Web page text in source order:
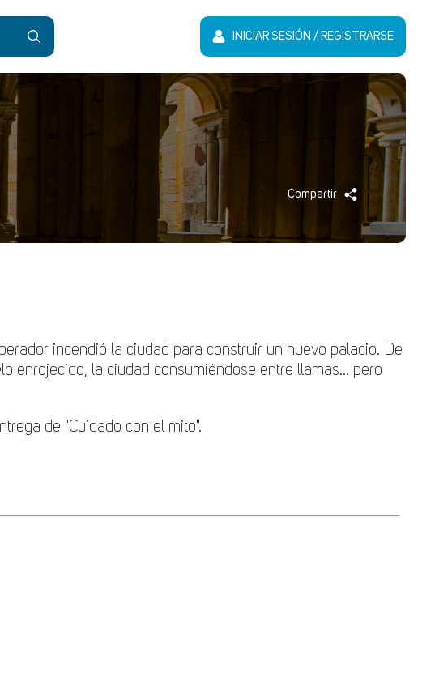
INICIAR SESIÓN / REGISTRARSE
Compartir
incendió la ciudad para construir un nuevo palacio. De
enrojecido, la ciudad consumiéndose entre llamas... pero
de "Cuidado con el mito".